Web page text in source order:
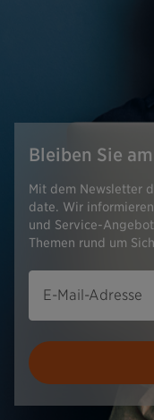
Bleiben Sie
Mit dem Newsletter
date. Wir
und Service-
Themen rund um
E-Mail-Adresse